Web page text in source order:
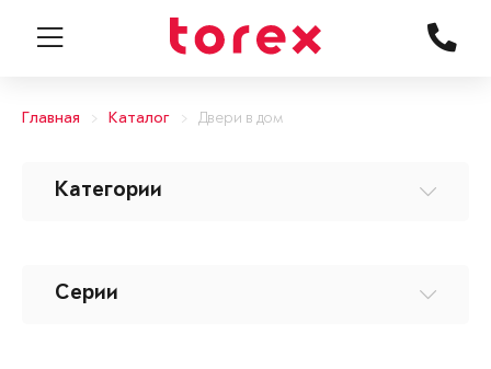
Главная Каталог Двери в дом
Категории
Серии